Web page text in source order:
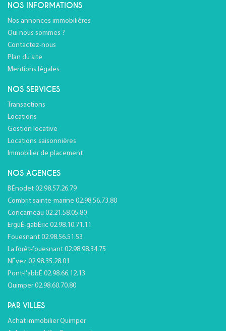
NOS INFORMATIONS
Nos annonces immobilières
Qui nous sommes ?
Contactez-nous
Plan du site
Mentions légales
NOS SERVICES
Transactions
Locations
Gestion locative
Locations saisonnières
Immobilier de placement
NOS AGENCES
BÉnodet 02.98.57.26.79
Combrit sainte-marine 02.98.56.73.80
Concarneau 02.21.58.05.80
ErguÉ-gabÉric 02.98.10.71.11
Fouesnant 02.98.56.51.53
La forêt-fouesnant 02.98.98.34.75
NÉvez 02.98.35.28.01
Pont-l'abbÉ 02.98.66.12.13
Quimper 02.98.60.70.80
PAR VILLES
Achat immobilier Quimper